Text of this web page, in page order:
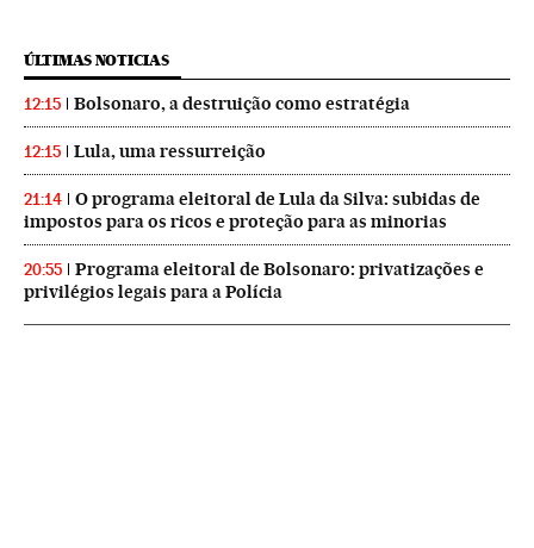
ÚLTIMAS NOTICIAS
12:15 Bolsonaro, a destruição como estratégia
12:15 Lula, uma ressurreição
21:14
O programa eleitoral de Lula da Silva: subidas de
impostos para os ricos e proteção para as minorias
20:55
Programa eleitoral de Bolsonaro: privatizações e
privilégios legais para a Polícia